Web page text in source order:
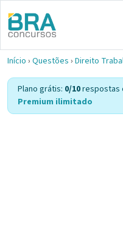
Início › Questões › Direito
Plano grátis: 0/10respostas
Premium ilimitado